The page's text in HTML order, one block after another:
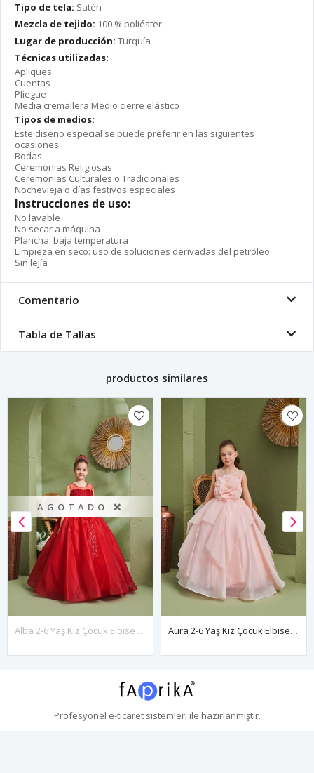
Tipo de tela: Satén
Mezcla de tejido: 100 % poliéster
Lugar de producción: Turquía
Técnicas utilizadas:
Apliques
Cuentas
Pliegue
Media cremallera Medio cierre elástico
Tipos de medios:
Este diseño especial se puede preferir en las siguientes
ocasiones:
Bodas
Ceremonias Religiosas
Ceremonias Culturales o Tradicionales
Nochevieja o días festivos especiales
Instrucciones de uso:
No lavable
No secar a máquina
Plancha: baja temperatura
Limpieza en seco: uso de soluciones derivadas del petróleo
Sin lejía
Comentario
Tabla de Tallas
productos similares
AGOTADO ❌
Alba 2-6 Yaş Kız Çocuk Elbise 20158 Kırmızı Aura 2-6 Yaş Kız Çocuk Elbise 20165 Somon
Profesyonel e-ticaretsistemleri ile hazırlanmıştır.